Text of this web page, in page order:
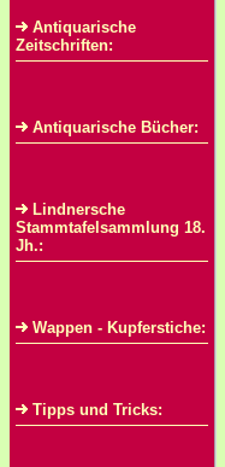
Antiquarische
Zeitschriften:
Antiquarische Bücher:
Lindnersche
Stammtafelsammlung 18.
Jh.:
Wappen - Kupferstiche:
Tipps und Tricks: